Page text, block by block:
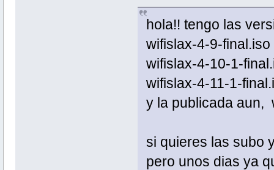
hola!! tengo las
wifislax-4-9-final.iso
wifislax-4-10-1-
wifislax-4-11-1-
y la publicada aun,
si quieres las subo
pero unos dias ya